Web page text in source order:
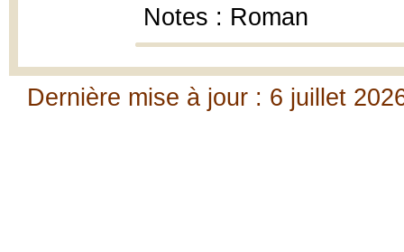
Notes : Roman
Dernière mise à jour : 6 juillet